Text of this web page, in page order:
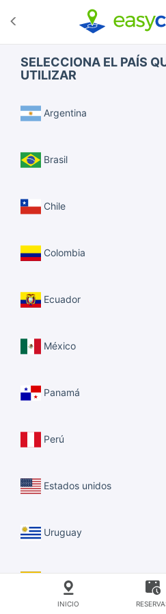
SELECCIONA EL PAÍS
UTILIZAR
Argentina
Brasil
Chile
Colombia
Ecuador
México
Panamá
Perú
Estados unidos
Uruguay
Venezuela
INICIO